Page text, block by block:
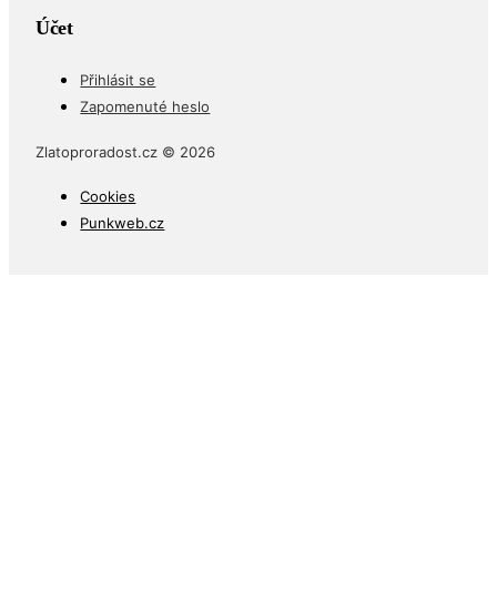
Účet
Přihlásit se
Zapomenuté heslo
Zlatoproradost.cz © 2026
Cookies
Punkweb.cz